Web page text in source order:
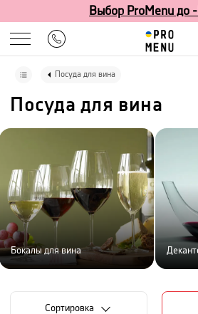
Выбор ProMenu до
Посуда для вина
Посуда для вина
Бокалы для вина
Cортировка